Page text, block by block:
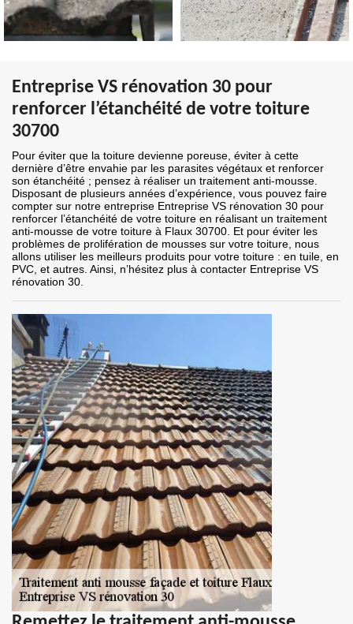
Entreprise VS rénovation 30 pour
renforcer l’étanchéité de votre toiture
30700
Pour éviter que la toiture devienne poreuse, éviter à cette
dernière d’être envahie par les parasites végétaux et renforcer
son étanchéité ; pensez à réaliser un traitement anti-mousse.
Disposant de plusieurs années d’expérience, vous pouvez faire
compter sur notre entreprise Entreprise VS rénovation 30 pour
renforcer l’étanchéité de votre toiture en réalisant un traitement
anti-mousse de votre toiture à Flaux 30700. Et pour éviter les
problèmes de prolifération de mousses sur votre toiture, nous
allons utiliser les meilleurs produits pour votre toiture : en tuile, en
PVC, et autres. Ainsi, n’hésitez plus à contacter Entreprise VS
rénovation 30.